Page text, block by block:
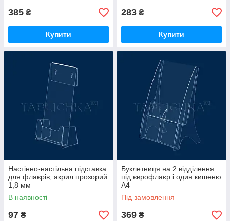
385 ₴
Купити
283 ₴
Купити
Настінно-настільна підставка
для флаєрів, акрил прозорий
1,8 мм
В наявності
97 ₴
Буклетниця на 2 відділення
під єврофлаєр і один кишеню
А4
Під замовлення
369 ₴